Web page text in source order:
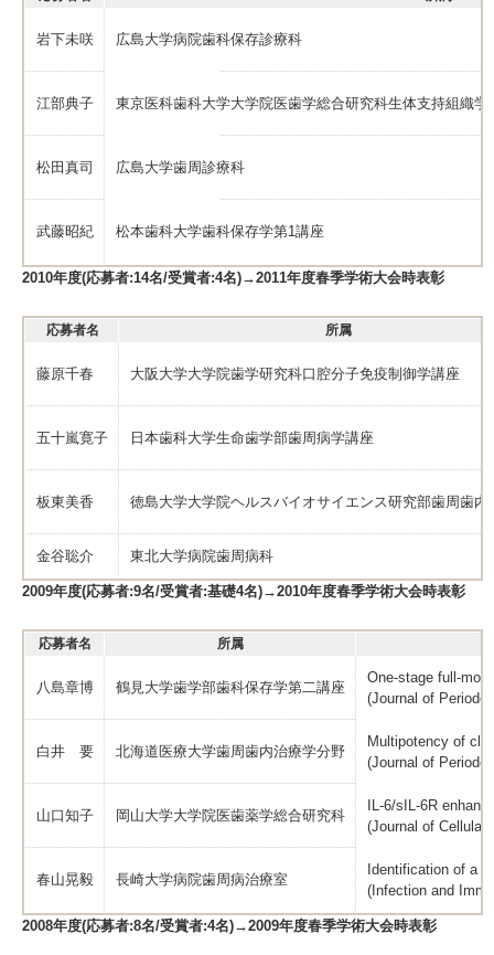
岩下未咲 広島大学病院歯科保存診療科
江部典子 東京医科歯科大学大学院医歯学総合研究科生体支持組織
松田真司 広島大学歯周診療科
武藤昭紀 松本歯科大学歯科保存学第1講座
2010年度(応募者:14名/受賞者:4名)→2011年度春季学術大会時表彰
応募者名 所属
藤原千春 大阪大学大学院歯学研究科口腔分子免疫制御学講座
五十嵐寛子 日本歯科大学生命歯学部歯周病学講座
板東美香 徳島大学大学院ヘルスバイオサイエンス研究部歯周歯内
金谷聡介 東北大学病院歯周病科
2009年度(応募者:9名/受賞者:基礎4名)→2010年度春季学術大会時表彰
応募者名 所属
八島章博 鶴見大学歯学部歯科保存学第二講座
One-stage full-
(Journal of
白井 要 北海道医療大学歯周歯内治療学分野
Multipotency of
(Journal of
山口知子 岡山大学大学院医歯薬学総合研究科
IL-6/sIL-6R
(Journal of Cellular
春山晃毅 長崎大学病院歯周病治療室
Identification of a
(Infection and
2008年度(応募者:8名/受賞者:4名)→2009年度春季学術大会時表彰